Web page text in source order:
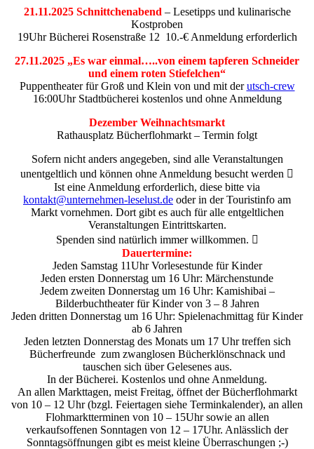
21.11.2025 Schnittchenabend – Lesetipps und kulinarische
Kostproben
19Uhr Bücherei Rosenstraße 12 10.-€ Anmeldung erforderlich
27.11.2025 „Es war einmal…..von einem tapferen Schneider
und einem roten Stiefelchen“
Puppentheater für Groß und Klein von und mit derutsch-crew
16:00Uhr Stadtbücherei kostenlos und ohne Anmeldung
Dezember Weihnachtsmarkt
Rathausplatz Bücherflohmarkt – Termin folgt
Sofern nicht anders angegeben, sind alle Veranstaltungen
unentgeltlich und können ohne Anmeldung besucht werden 
Ist eine Anmeldung erforderlich, diese bitte via
kontakt@unternehmen-leselust.de oder in der Touristinfo am
Markt vornehmen. Dort gibt es auch für alle entgeltlichen
Veranstaltungen Eintrittskarten.
Spenden sind natürlich immer willkommen. 
Dauertermine:
Jeden Samstag 11Uhr Vorlesestunde für Kinder
Jeden ersten Donnerstag um 16 Uhr: Märchenstunde
Jedem zweiten Donnerstag um 16 Uhr: Kamishibai –
Bilderbuchtheater für Kinder von 3 – 8 Jahren
Jeden dritten Donnerstag um 16 Uhr: Spielenachmittag für Kinder
ab 6 Jahren
Jeden letzten Donnerstag des Monats um 17 Uhr treffen sich
Bücherfreunde zum zwanglosen Bücherklönschnack und
tauschen sich über Gelesenes aus.
In der Bücherei. Kostenlos und ohne Anmeldung.
An allen Markttagen, meist Freitag, öffnet der Bücherflohmarkt
von 10 – 12 Uhr (bzgl. Feiertagen siehe Terminkalender), an allen
Flohmarktterminen von 10 – 15Uhr sowie an allen
verkaufsoffenen Sonntagen von 12 – 17Uhr. Anlässlich der
Sonntagsöffnungen gibt es meist kleine Überraschungen ;-)